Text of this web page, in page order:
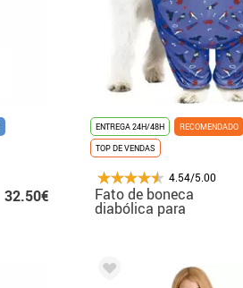
32.50€
ENTREGA 24H/48H
RECOMENDADO
TOP DE VENDAS
4.54/5.00
Fato de boneca
diabólica para